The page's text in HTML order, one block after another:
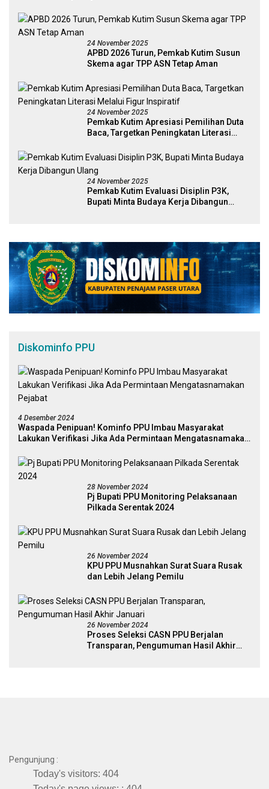
24 November 2025
APBD 2026 Turun, Pemkab Kutim Susun
Skema agar TPP ASN Tetap Aman
24 November 2025
Pemkab Kutim Apresiasi Pemilihan Duta
Baca, Targetkan Peningkatan Literasi
24 November 2025
Pemkab Kutim Evaluasi Disiplin P3K,
Bupati Minta Budaya Kerja Dibangun
Diskominfo PPU
4 Desember 2024
Waspada Penipuan! Kominfo PPU Imbau Masyarakat
Lakukan Verifikasi Jika Ada Permintaan Mengatasnamakan
28 November 2024
Pj Bupati PPU Monitoring Pelaksanaan
Pilkada Serentak 2024
26 November 2024
KPU PPU Musnahkan Surat Suara Rusak
dan Lebih Jelang Pemilu
26 November 2024
Proses Seleksi CASN PPU Berjalan
Transparan, Pengumuman Hasil Akhir
Pengunjung :
Today's visitors: 404